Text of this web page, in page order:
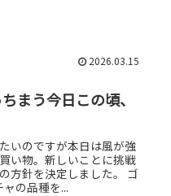
2026.03.15
まう今日この頃、
いのですが本日は風が強
い物。新しいことに挑戦
方針を決定しました。 ゴ
の品種を...